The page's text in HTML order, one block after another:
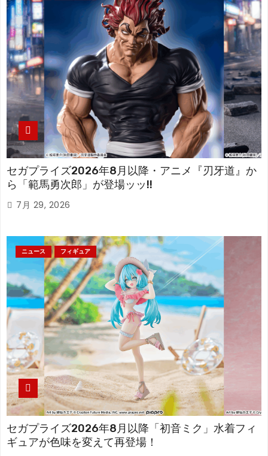
セガプライズ2026年8月以降・アニメ『刃牙道』か
ら「範馬勇次郎」が登場ッッ!!
7月 29, 2026
ニュース フィギュア
セガプライズ2026年8月以降「初音ミク」水着フィ
ギュアが色味を変えて再登場！